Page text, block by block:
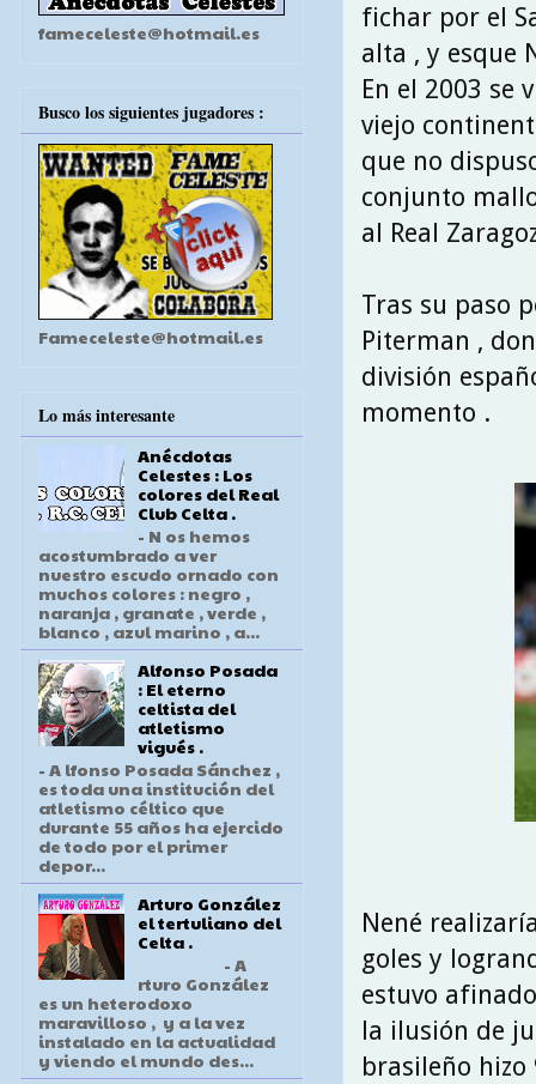
fichar por el
alta , y esque
En el 2003 se
viejo
que no
conjunto
al Real
Tras su paso
Piterman ,
división
momento .
Nené
goles y
estuvo
la ilusión de
brasileño hizo
fameceleste@hotmail.es
Busco los siguientes jugadores :
Fameceleste@hotmail.es
Lo más interesante
Anécdotas
Celestes : Los
colores del Real
Club Celta .
- N os hemos
acostumbrado a ver
nuestro escudo ornado con
muchos colores : negro ,
naranja , granate , verde ,
blanco , azul marino , a...
Alfonso Posada
: El eterno
celtista del
atletismo
vigués .
- A lfonso Posada Sánchez ,
es toda una institución del
atletismo céltico que
durante 55 años ha ejercido
de todo por el primer
depor...
Arturo González
el tertuliano del
Celta .
- A
rturo González
es un heterodoxo
maravilloso , y a la vez
instalado en la actualidad
y viendo el mundo des...